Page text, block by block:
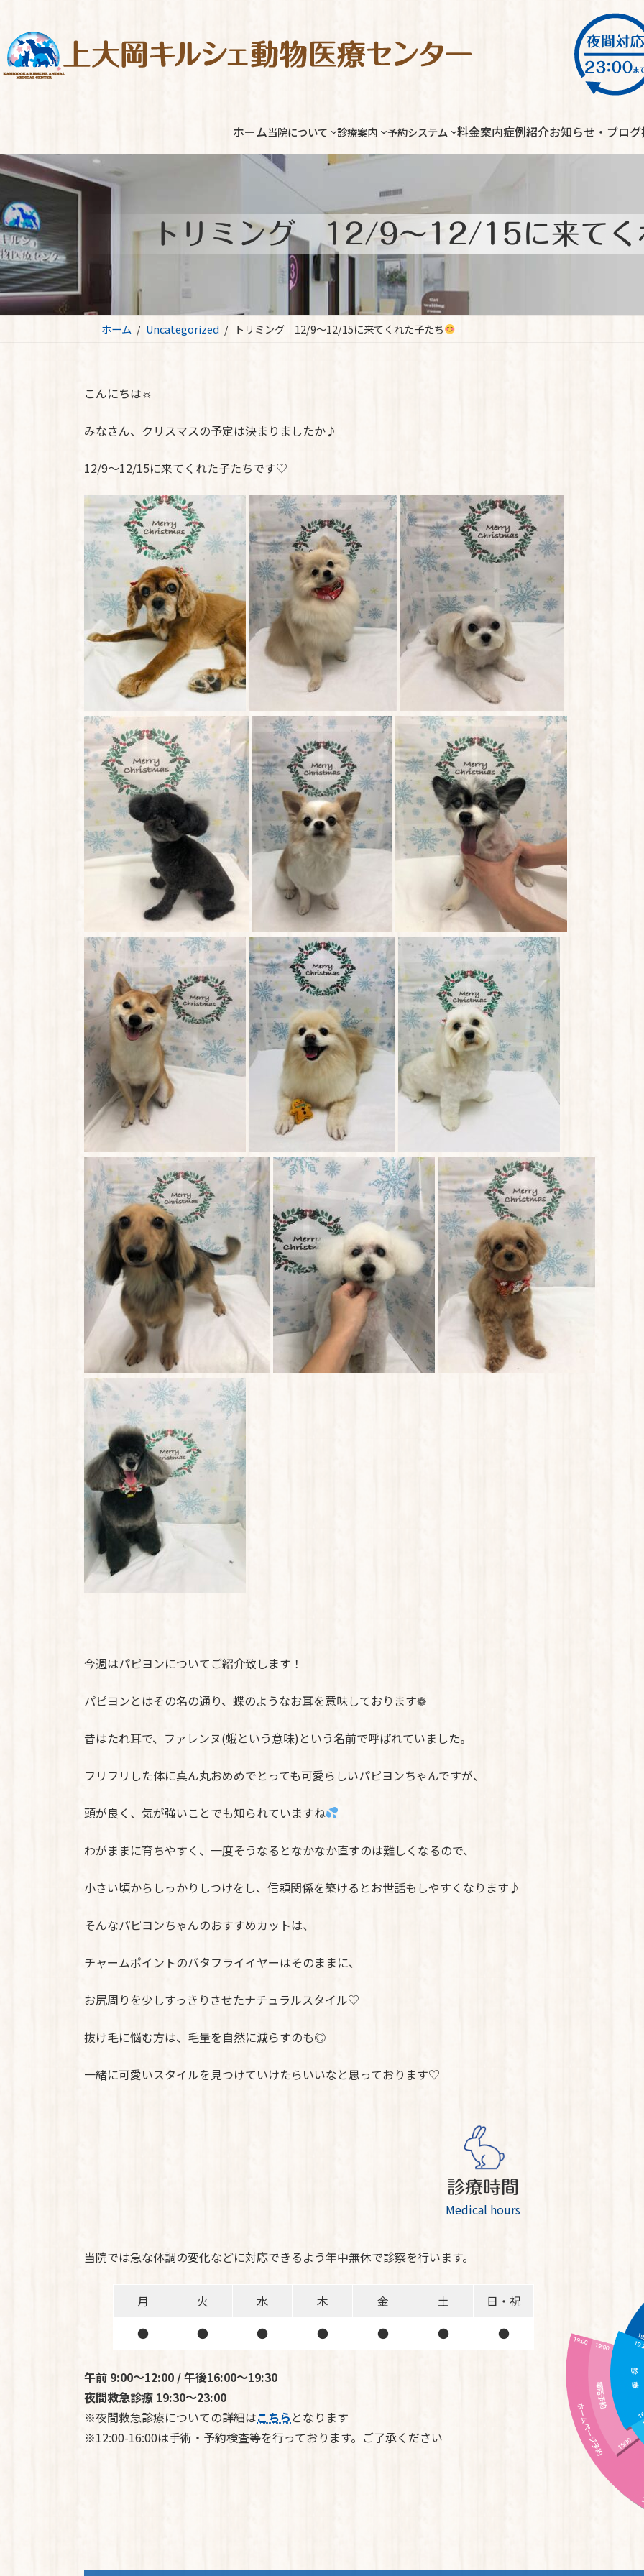
テ
ン
キ
ッ
ゲ
ー
に
移
ホーム当院について 診療案内 予約システム 料金案内症例紹介お知らせ・ブログ
トリミング 12/9～12/15に来てく
ホーム Uncategorized トリミング 12/9～12/15に来てくれた子たち
こんにちは☼
みなさん、クリスマスの予定は決まりましたか♪
12/9～12/15に来てくれた子たちです♡
今週はパピヨンについてご紹介致します！
パピヨンとはその名の通り、蝶のようなお耳を意味しております❁
昔はたれ耳で、ファレンヌ(蛾という意味)という名前で呼ばれていました。
フリフリした体に真ん丸おめめでとっても可愛らしいパピヨンちゃんですが、
頭が良く、気が強いことでも知られていますね
わがままに育ちやすく、一度そうなるとなかなか直すのは難しくなるので、
小さい頃からしっかりしつけをし、信頼関係を築けるとお世話もしやすくなります♪
そんなパピヨンちゃんのおすすめカットは、
チャームポイントのバタフライイヤーはそのままに、
お尻周りを少しすっきりさせたナチュラルスタイル♡
抜け毛に悩む方は、毛量を自然に減らすのも◎
一緒に可愛いスタイルを見つけていけたらいいなと思っております♡
診療時間
Medical hours
当院では急な体調の変化などに対応できるよう年中無休で診察を行います。
月 火 水 木 金 土
日・祝
●
● ● ● ● ● ●
午前 9:00～12:00 / 午後16:00～19:30
夜間救急診療 19:30～23:00
※夜間救急診療についての詳細はこちら となります
※12:00-16:00は手術・予約検査等を行っております。ご了承ください